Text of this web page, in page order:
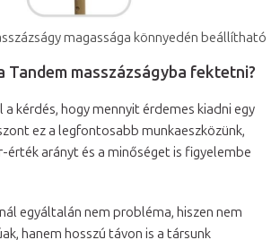
magassága könnyedén beállítható
Tandem masszázságyba fektetni?
kérdés, hogy mennyit érdemes kiadni egy
ez a legfontosabb munkaeszközünk,
érték arányt és a minőséget is figyelembe
egyáltalán nem probléma, hiszen nem
hanem hosszú távon is a társunk